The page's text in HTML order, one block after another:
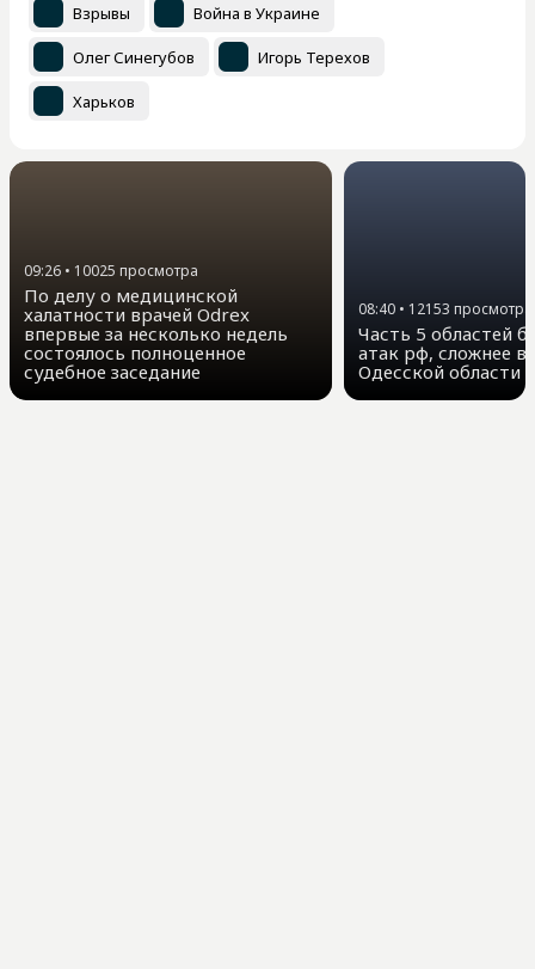
Взрывы Война в Украине
Олег Синегубов Игорь Терехов
Харьков
09:26 • 10025 просмотра
По делу о медицинской
халатности врачей Odrex
впервые за несколько недель
состоялось полноценное
судебное заседание
08:40 • 12153 просмотра
Часть 5 областей
атак рф, сложнее
Одесской области